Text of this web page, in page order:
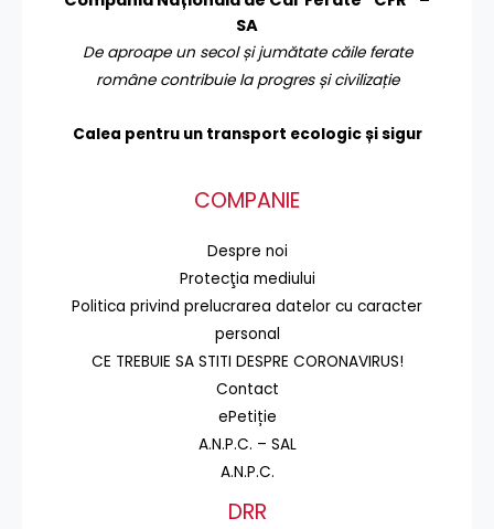
SA
De aproape un secol și jumătate căile ferate
române contribuie la progres și civilizație
Calea pentru un transport ecologic și sigur
COMPANIE
Despre noi
Protecţia mediului
Politica privind prelucrarea datelor cu caracter
personal
CE TREBUIE SA STITI DESPRE CORONAVIRUS!
Contact
ePetiție
A.N.P.C. – SAL
A.N.P.C.
DRR